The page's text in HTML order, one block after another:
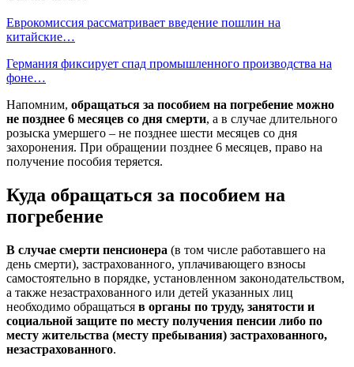
Еврокомиссия рассматривает введение пошлин на
китайские…
Германия фиксирует спад промышленного производства на
фоне…
Напомним, обращаться за пособием на погребение можно
не позднее 6 месяцев со дня смерти, а в случае длительного
розыска умершего – не позднее шести месяцев со дня
захоронения. При обращении позднее 6 месяцев, право на
получение пособия теряется.
Куда обращаться за пособием на
погребение
В случае смерти пенсионера (в том числе работавшего на
день смерти), застрахованного, уплачивающего взносы
самостоятельно в порядке, установленном законодательством,
а также незастрахованного или детей указанных лиц
необходимо обращаться в органы по труду, занятости и
социальной защите по месту получения пенсии либо по
месту жительства (месту пребывания) застрахованного,
незастрахованного.